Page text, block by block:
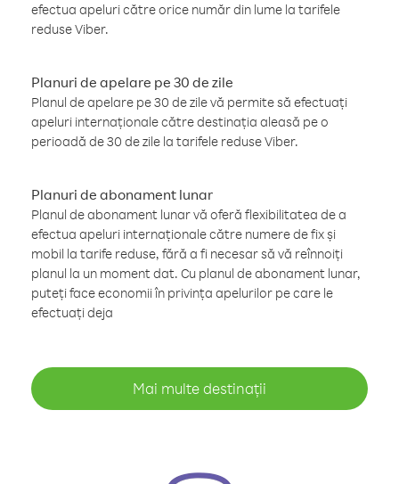
efectua apeluri către orice număr din lume la tarifele
reduse Viber.
Planuri de apelare pe 30 de zile
Planul de apelare pe 30 de zile vă permite să efectuați
apeluri internaționale către destinația aleasă pe o
perioadă de 30 de zile la tarifele reduse Viber.
Planuri de abonament lunar
Planul de abonament lunar vă oferă flexibilitatea de a
efectua apeluri internaționale către numere de fix și
mobil la tarife reduse, fără a fi necesar să vă reînnoiți
planul la un moment dat. Cu planul de abonament lunar,
puteți face economii în privința apelurilor pe care le
efectuați deja
Mai multe destinații